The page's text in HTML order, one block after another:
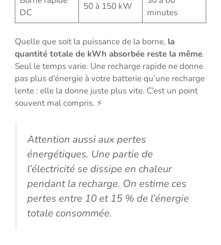
DC
50 à 150 kW
minutes
Quelle que soit la puissance de la borne, la
quantité totale de kWh absorbée reste la même.
Seul le temps varie. Une recharge rapide ne donne
pas plus d’énergie à votre batterie qu’une recharge
lente : elle la donne juste plus vite. C’est un point
souvent mal compris. ⚡
Attention aussi aux pertes
énergétiques. Une partie de
l’électricité se dissipe en chaleur
pendant la recharge. On estime ces
pertes entre 10 et 15 % de l’énergie
totale consommée.